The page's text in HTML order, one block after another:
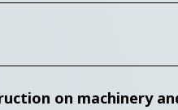
on machinery